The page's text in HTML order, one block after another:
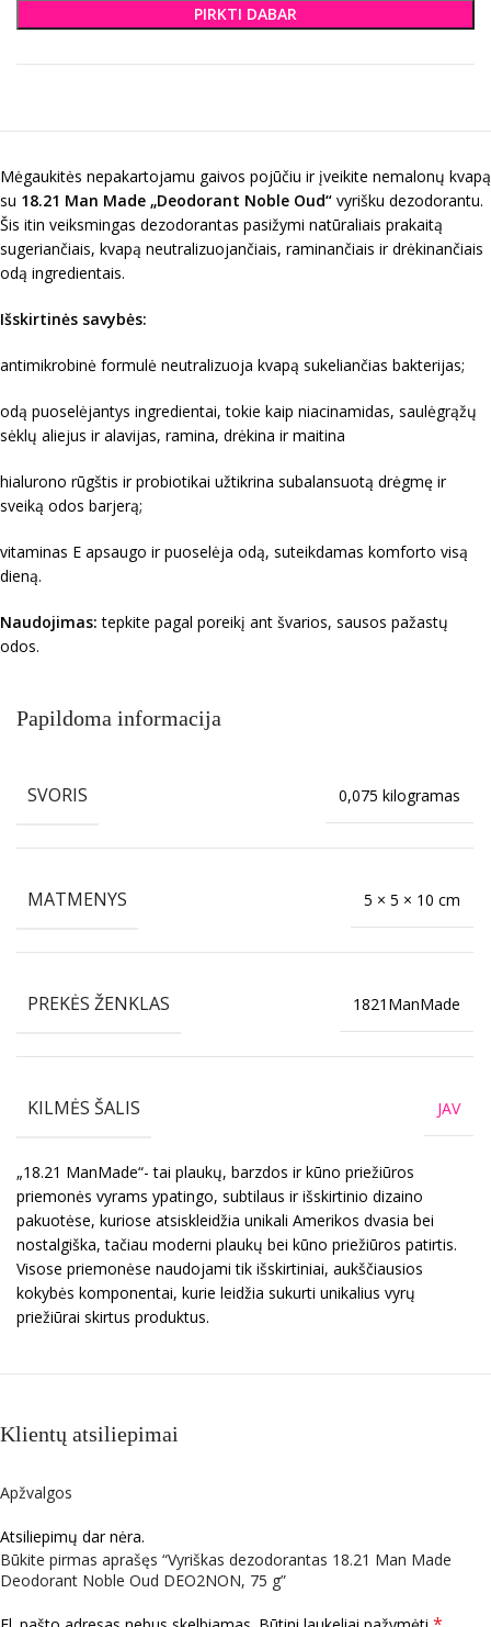
PIRKTI DABAR
Mėgaukitės nepakartojamu gaivos pojūčiu ir įveikite nemalonų kvapą
su 18.21 Man Made „Deodorant Noble Oud“ vyrišku dezodorantu.
Šis itin veiksmingas dezodorantas pasižymi natūraliais prakaitą
sugeriančiais, kvapą neutralizuojančiais, raminančiais ir drėkinančiais
odą ingredientais.
Išskirtinės savybės:
antimikrobinė formulė neutralizuoja kvapą sukeliančias bakterijas;
odą puoselėjantys ingredientai, tokie kaip niacinamidas, saulėgrąžų
sėklų aliejus ir alavijas, ramina, drėkina ir maitina
hialurono rūgštis ir probiotikai užtikrina subalansuotą drėgmę ir
sveiką odos barjerą;
vitaminas E apsaugo ir puoselėja odą, suteikdamas komforto visą
dieną.
Naudojimas: tepkite pagal poreikį ant švarios, sausos pažastų
odos.
Papildoma informacija
SVORIS 0,075 kilogramas
MATMENYS 5 × 5 × 10 cm
PREKĖS ŽENKLAS 1821ManMade
KILMĖS ŠALIS JAV
„18.21 ManMade“- tai plaukų, barzdos ir kūno priežiūros
priemonės vyrams ypatingo, subtilaus ir išskirtinio dizaino
pakuotėse, kuriose atsiskleidžia unikali Amerikos dvasia bei
nostalgiška, tačiau moderni plaukų bei kūno priežiūros patirtis.
Visose priemonėse naudojami tik išskirtiniai, aukščiausios
kokybės komponentai, kurie leidžia sukurti unikalius vyrų
priežiūrai skirtus produktus.
Klientų atsiliepimai
Apžvalgos
Atsiliepimų dar nėra.
Būkite pirmas aprašęs “Vyriškas dezodorantas 18.21 Man Made
Deodorant Noble Oud DEO2NON, 75 g”